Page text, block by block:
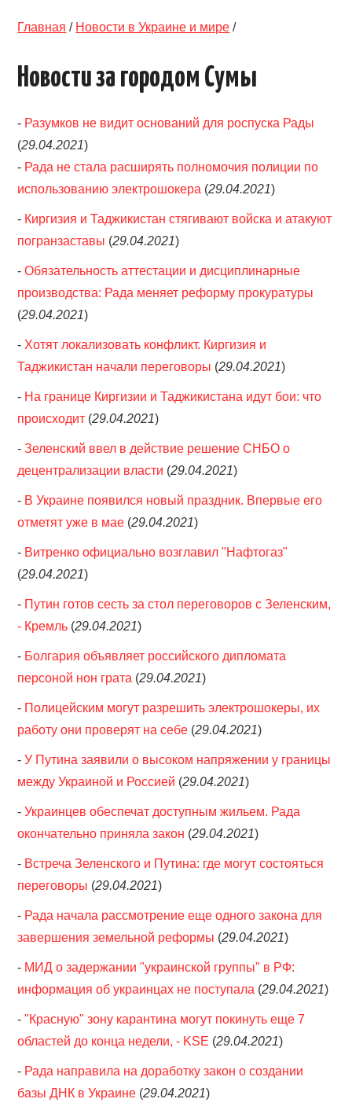
Главная / Новости в Украине и мире /
Новости за городом Сумы
- Разумков не видит оснований для роспуска Рады
(29.04.2021)
- Рада не стала расширять полномочия полиции по
использованию электрошокера (29.04.2021)
- Киргизия и Таджикистан стягивают войска и атакуют
погранзаставы (29.04.2021)
-Обязательность аттестации и дисциплинарные
производства: Рада меняет реформу прокуратуры
(29.04.2021)
- Хотят локализовать конфликт. Киргизия и
Таджикистан начали переговоры (29.04.2021)
- На границе Киргизии и Таджикистана идут бои: что
происходит (29.04.2021)
-Зеленский ввел в действие решение СНБО о
децентрализации власти (29.04.2021)
- В Украине появился новый праздник. Впервые его
отметят уже в мае (29.04.2021)
- Витренко официально возглавил "Нафтогаз"
(29.04.2021)
- Путин готов сесть за стол переговоров с Зеленским,
- Кремль (29.04.2021)
- Болгария объявляет российского дипломата
персоной нон грата (29.04.2021)
- Полицейским могут разрешить электрошокеры, их
работу они проверят на себе (29.04.2021)
-У Путина заявили о высоком напряжении у границы
между Украиной и Россией (29.04.2021)
-Украинцев обеспечат доступным жильем. Рада
окончательно приняла закон (29.04.2021)
- Встреча Зеленского и Путина: где могут состояться
переговоры (29.04.2021)
- Рада начала рассмотрение еще одного закона для
завершения земельной реформы (29.04.2021)
- МИД о задержании "украинской группы" в РФ:
информация об украинцах не поступала (29.04.2021)
-"Красную" зону карантина могут покинуть еще 7
областей до конца недели, - KSE (29.04.2021)
- Рада направила на доработку закон о создании
базы ДНК в Украине (29.04.2021)